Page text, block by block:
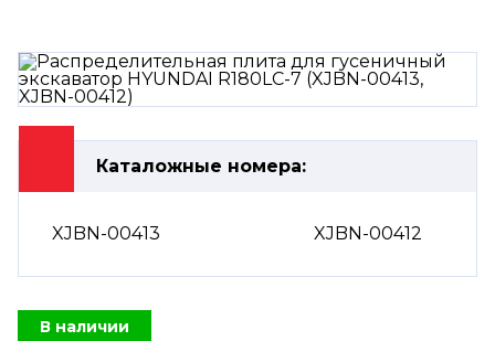
Каталожные номера:
XJBN-00413 XJBN-00412
В наличии